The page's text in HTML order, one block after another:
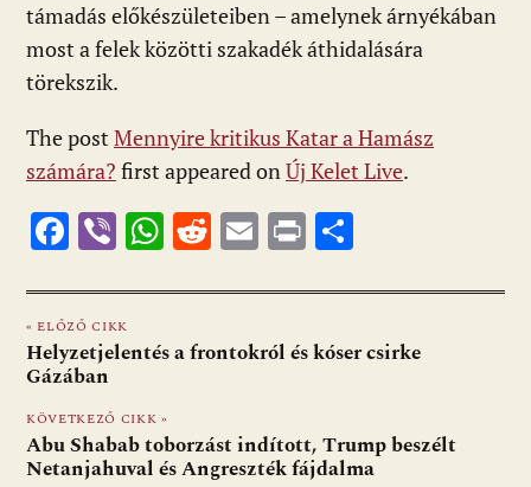
támadás előkészületeiben – amelynek árnyékában
most a felek közötti szakadék áthidalására
törekszik.
The post Mennyire kritikus Katar a Hamász
számára? first appeared onÚj Kelet Live.
F
e
b
o
o
k
Vi
er
W
at
s
p
p
R
d
di
E
ai
l
Pr
t za
m
« ELŐZŐ CIKK
Helyzetjelentés a frontokról és kóser csirke
Gázában
KÖVETKEZŐ CIKK »
Abu Shabab toborzást indított, Trump beszélt
Netanjahuval és Angreszték fájdalma